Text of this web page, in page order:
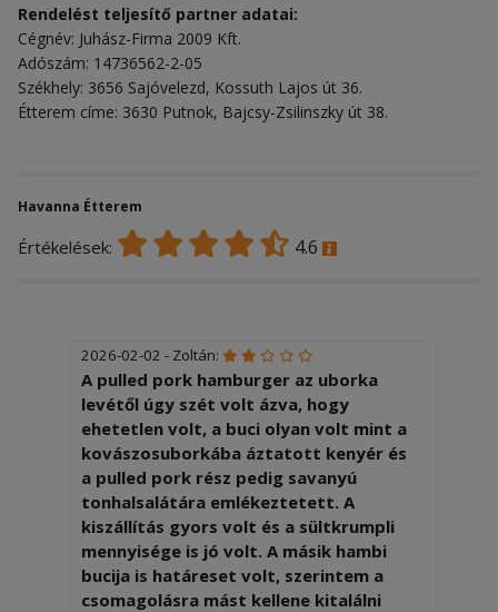
Rendelést teljesítő partner adatai:
Cégnév: Juhász-Firma 2009 Kft.
Adószám: 14736562-2-05
Székhely: 3656 Sajóvelezd, Kossuth Lajos út 36.
Étterem címe: 3630 Putnok, Bajcsy-Zsilinszky út 38.
Havanna Étterem
Értékelések: 4.6
2026-02-02 - Zoltán:
A pulled pork hamburger az uborka
levétől úgy szét volt ázva, hogy
ehetetlen volt, a buci olyan volt mint a
kovászosuborkába áztatott kenyér és
a pulled pork rész pedig savanyú
tonhalsalátára emlékeztetett. A
kiszállítás gyors volt és a sültkrumpli
mennyisége is jó volt. A másik hambi
bucija is határeset volt, szerintem a
csomagolásra mást kellene kitalálni